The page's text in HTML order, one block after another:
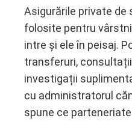
Asigurările private de
folosite pentru
intre și ele în peisaj.
transferuri,
investigații
cu administratorul
spune ce